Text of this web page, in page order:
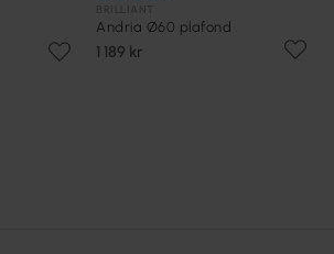
Andria Ø60 plafond
1 189 kr